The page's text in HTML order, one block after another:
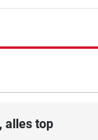
alles top